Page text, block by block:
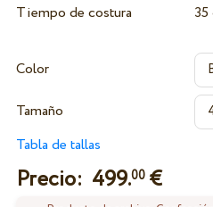
Tiempo de costura
35
Color
Tamaño
Tabla de tallas
Precio: 499.00€